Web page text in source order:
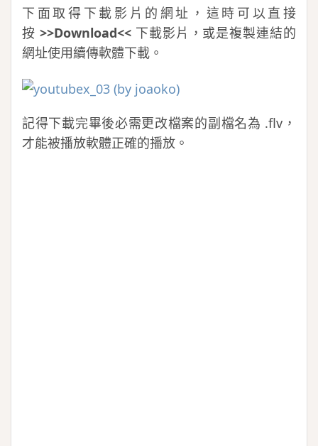
下面取得下載影片的網址，這時可以直接
按 >>Download<< 下載影片，或是複製連結的
網址使用續傳軟體下載。
記得下載完畢後必需更改檔案的副檔名為 .flv，
才能被播放軟體正確的播放。